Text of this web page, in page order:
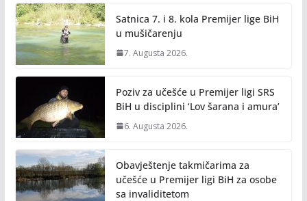
o
k
n
k
Satnica 7. i 8. kola Premijer lige BiH
u mušičarenju
7. Augusta 2026.
Poziv za učešće u Premijer ligi SRS
BiH u disciplini ‘Lov šarana i amura’
6. Augusta 2026.
Obavještenje takmičarima za
učešće u Premijer ligi BiH za osobe
sa invaliditetom